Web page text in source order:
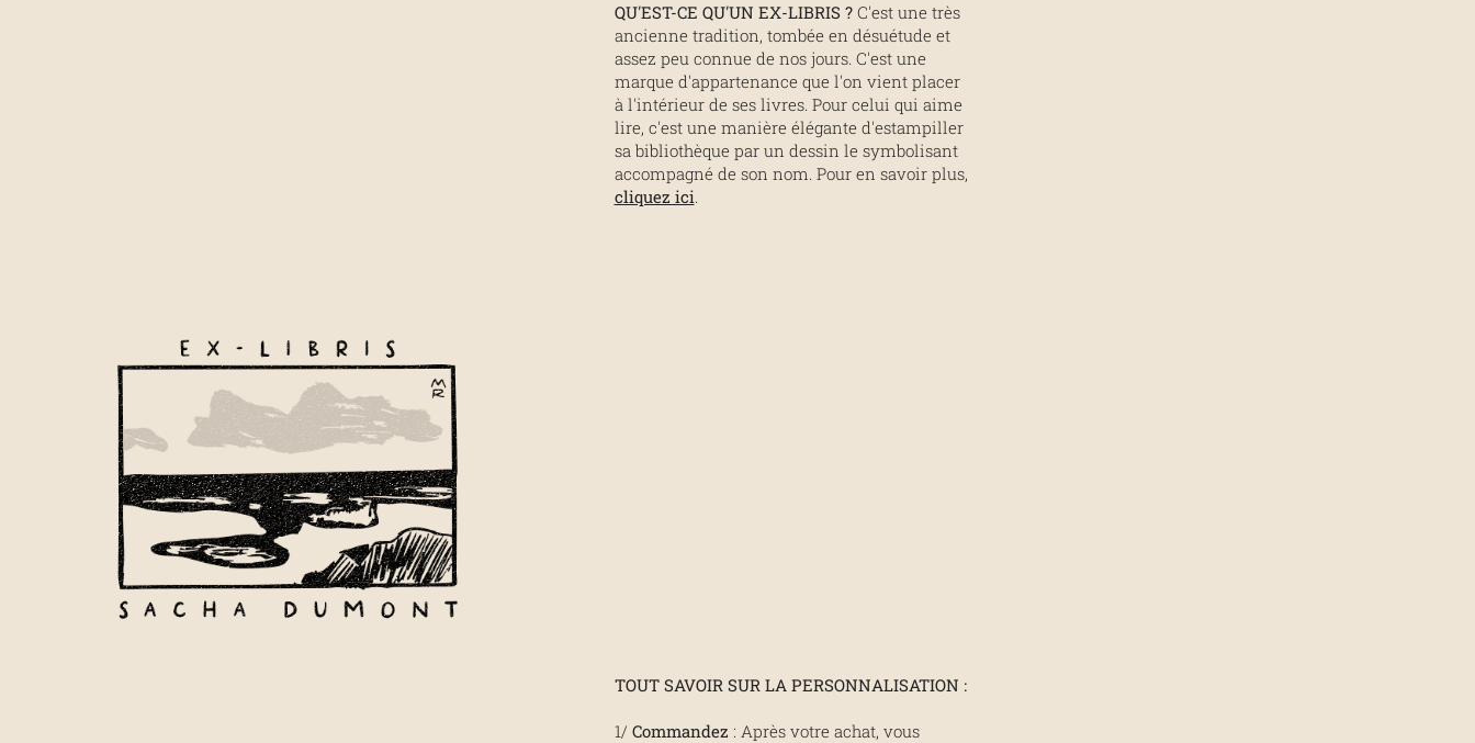
QU'EST-CE QU'UN EX-LIBRIS ?C'est une très
ancienne tradition, tombée en désuétude et
assez peu connue de nos jours. C'est une
marque d'appartenance que l'on vient placer
à l'intérieur de ses livres. Pour celui qui aime
lire, c'est une manière élégante d'estampiller
sa bibliothèque par un dessin le symbolisant
accompagné de son nom. Pour en savoir plus,
cliquez ici.
TOUT SAVOIR SUR LA PERSONNALISATION :
1/ Commandez : Après votre achat, vous